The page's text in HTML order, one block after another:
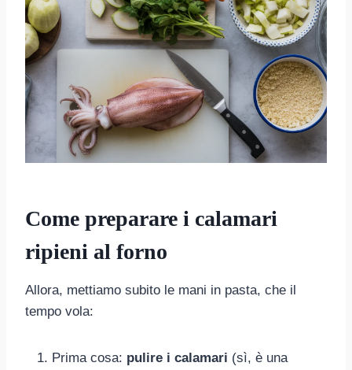
Come preparare i calamari
ripieni al forno
Allora, mettiamo subito le mani in pasta, che il
tempo vola:
Prima cosa: pulire i calamari (sì, è una